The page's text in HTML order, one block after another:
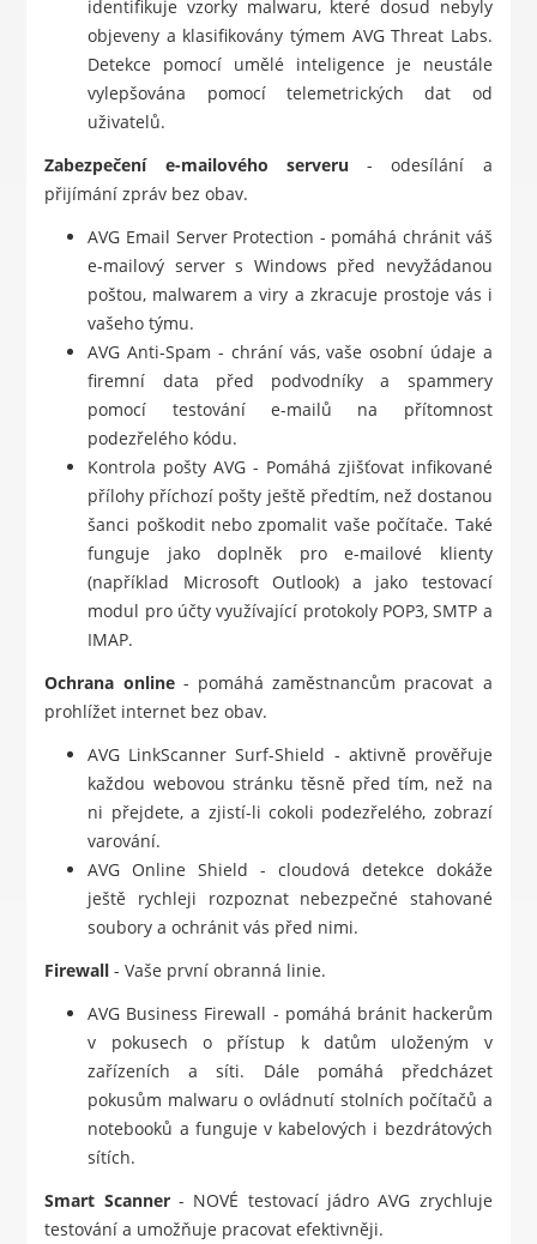
identifikuje vzorky malwaru, které dosud nebyly
objeveny a klasifikovány týmem AVG Threat Labs.
Detekce pomocí umělé inteligence je neustále
vylepšována pomocí telemetrických dat od
uživatelů.
Zabezpečení e-mailového serveru - odesílání a
přijímání zpráv bez obav.
AVG Email Server Protection - pomáhá chránit váš
e-mailový server s Windows před nevyžádanou
poštou, malwarem a viry a zkracuje prostoje vás i
vašeho týmu.
AVG Anti-Spam - chrání vás, vaše osobní údaje a
firemní data před podvodníky a spammery
pomocí testování e-mailů na přítomnost
podezřelého kódu.
Kontrola pošty AVG - Pomáhá zjišťovat infikované
přílohy příchozí pošty ještě předtím, než dostanou
šanci poškodit nebo zpomalit vaše počítače. Také
funguje jako doplněk pro e-mailové klienty
(například Microsoft Outlook) a jako testovací
modul pro účty využívající protokoly POP3, SMTP a
IMAP.
Ochrana online- pomáhá zaměstnancům pracovat a
prohlížet internet bez obav.
AVG LinkScanner Surf-Shield - aktivně prověřuje
každou webovou stránku těsně před tím, než na
ni přejdete, a zjistí-li cokoli podezřelého, zobrazí
varování.
AVG Online Shield - cloudová detekce dokáže
ještě rychleji rozpoznat nebezpečné stahované
soubory a ochránit vás před nimi.
Firewall - Vaše první obranná linie.
AVG Business Firewall - pomáhá bránit hackerům
v pokusech o přístup k datům uloženým v
zařízeních a síti. Dále pomáhá předcházet
pokusům malwaru o ovládnutí stolních počítačů a
notebooků a funguje v kabelových i bezdrátových
sítích.
Smart Scanner- NOVÉ testovací jádro AVG zrychluje
testování a umožňuje pracovat efektivněji.